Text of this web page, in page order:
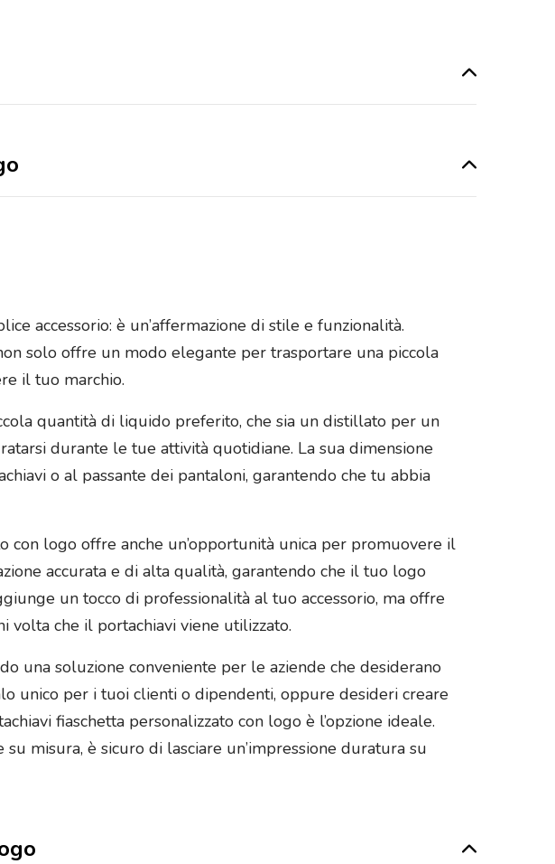
accessorio: è un’affermazione di stile e funzionalità.
solo offre un modo elegante per trasportare una piccola
il tuo marchio.
quantità di liquido preferito, che sia un distillato per un
durante le tue attività quotidiane. La sua dimensione
o al passante dei pantaloni, garantendo che tu abbia
con logo offre anche un’opportunità unica per promuovere il
accurata e di alta qualità, garantendo che il tuo logo
un tocco di professionalità al tuo accessorio, ma offre
volta che il portachiavi viene utilizzato.
una soluzione conveniente per le aziende che desiderano
unico per i tuoi clienti o dipendenti, oppure desideri creare
fiaschetta personalizzato con logo è l’opzione ideale.
misura, è sicuro di lasciare un’impressione duratura su